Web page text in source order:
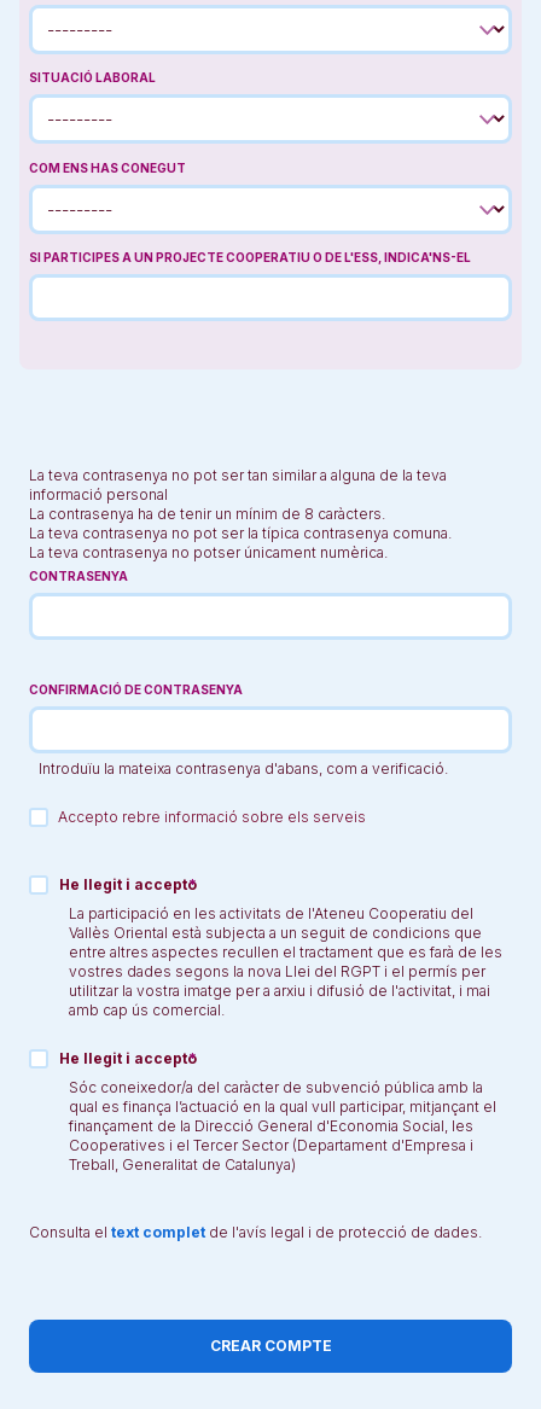
SITUACIÓ LABORAL
COM ENS HAS CONEGUT
SI PARTICIPES A UN PROJECTE COOPERATIU O DE L'ESS, INDICA'NS-EL
CONTRASENYA
La teva contrasenya no pot ser tan similar a alguna de la teva
informació personal
La contrasenya ha de tenir un mínim de 8 caràcters.
La teva contrasenya no pot ser la típica contrasenya comuna.
La teva contrasenya no potser únicament numèrica.
CONFIRMACIÓ DE CONTRASENYA
Introduïu la mateixa contrasenya d'abans, com a verificació.
Accepto rebre informació sobre els serveis
He llegit i accepto
La participació en les activitats de l'Ateneu Cooperatiu del
Vallès Oriental està subjecta a un seguit de condicions que
entre altres aspectes recullen el tractament que es farà de les
vostres dades segons la nova Llei del RGPT i el permís per
utilitzar la vostra imatge per a arxiu i difusió de l'activitat, i mai
amb cap ús comercial.
He llegit i accepto
Sóc coneixedor/a del caràcter de subvenció pública amb la
qual es finança l’actuació en la qual vull participar, mitjançant el
finançament de la Direcció General d'Economia Social, les
Cooperatives i el Tercer Sector (Departament d'Empresa i
Treball, Generalitat de Catalunya)
Consulta el text complet de l'avís legal i de protecció de dades.